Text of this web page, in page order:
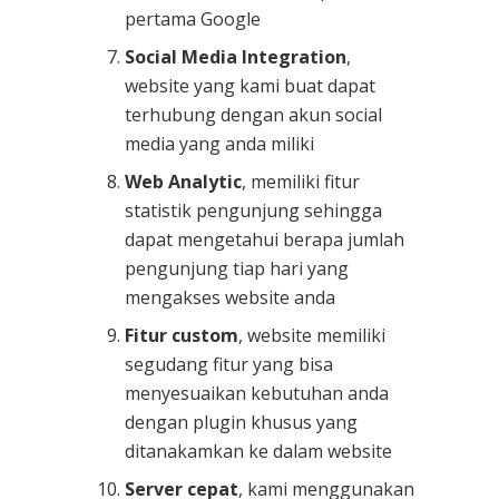
pertama Google
Social Media Integration,
website yang kami buat dapat
terhubung dengan akun social
media yang anda miliki
Web Analytic, memiliki fitur
statistik pengunjung sehingga
dapat mengetahui berapa jumlah
pengunjung tiap hari yang
mengakses website anda
Fitur custom, website memiliki
segudang fitur yang bisa
menyesuaikan kebutuhan anda
dengan plugin khusus yang
ditanakamkan ke dalam website
Server cepat, kami menggunakan